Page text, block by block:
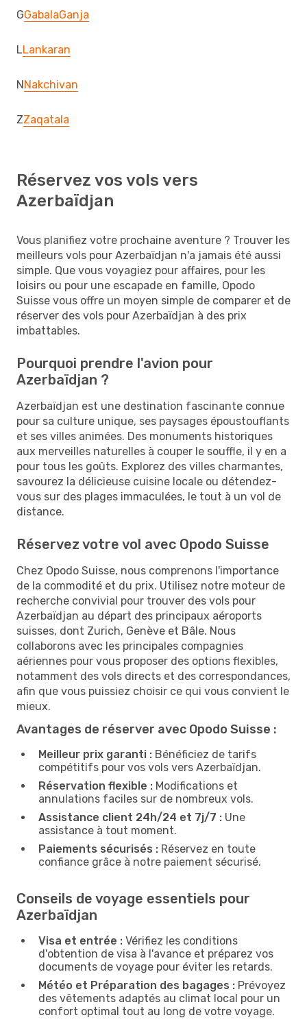
GGabalaGanja
LLankaran
NNakchivan
ZZaqatala
Réservez vos vols vers
Azerbaïdjan
Vous planifiez votre prochaine aventure ? Trouver les
meilleurs vols pour Azerbaïdjan n'a jamais été aussi
simple. Que vous voyagiez pour affaires, pour les
loisirs ou pour une escapade en famille, Opodo
Suisse vous offre un moyen simple de comparer et de
réserver des vols pour Azerbaïdjan à des prix
imbattables.
Pourquoi prendre l'avion pour
Azerbaïdjan ?
Azerbaïdjan est une destination fascinante connue
pour sa culture unique, ses paysages époustouflants
et ses villes animées. Des monuments historiques
aux merveilles naturelles à couper le souffle, il y en a
pour tous les goûts. Explorez des villes charmantes,
savourez la délicieuse cuisine locale ou détendez-
vous sur des plages immaculées, le tout à un vol de
distance.
Réservez votre vol avec Opodo Suisse
Chez Opodo Suisse, nous comprenons l'importance
de la commodité et du prix. Utilisez notre moteur de
recherche convivial pour trouver des vols pour
Azerbaïdjan au départ des principaux aéroports
suisses, dont Zurich, Genève et Bâle. Nous
collaborons avec les principales compagnies
aériennes pour vous proposer des options flexibles,
notamment des vols directs et des correspondances,
afin que vous puissiez choisir ce qui vous convient le
mieux.
Avantages de réserver avec Opodo Suisse :
Meilleur prix garanti : Bénéficiez de tarifs
compétitifs pour vos vols vers Azerbaïdjan.
Réservation flexible : Modifications et
annulations faciles sur de nombreux vols.
Assistance client 24h/24 et 7j/7 : Une
assistance à tout moment.
Paiements sécurisés : Réservez en toute
confiance grâce à notre paiement sécurisé.
Conseils de voyage essentiels pour
Azerbaïdjan
Visa et entrée : Vérifiez les conditions
d'obtention de visa à l'avance et préparez vos
documents de voyage pour éviter les retards.
Météo et Préparation des bagages : Prévoyez
des vêtements adaptés au climat local pour un
confort optimal tout au long de votre voyage.